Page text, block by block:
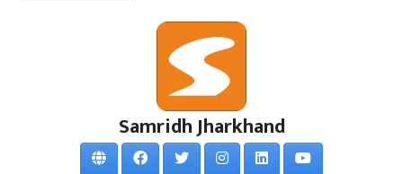
Samridh Jharkhand